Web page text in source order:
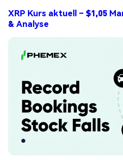
XRP Kurs aktuell – $1,05
& Analyse